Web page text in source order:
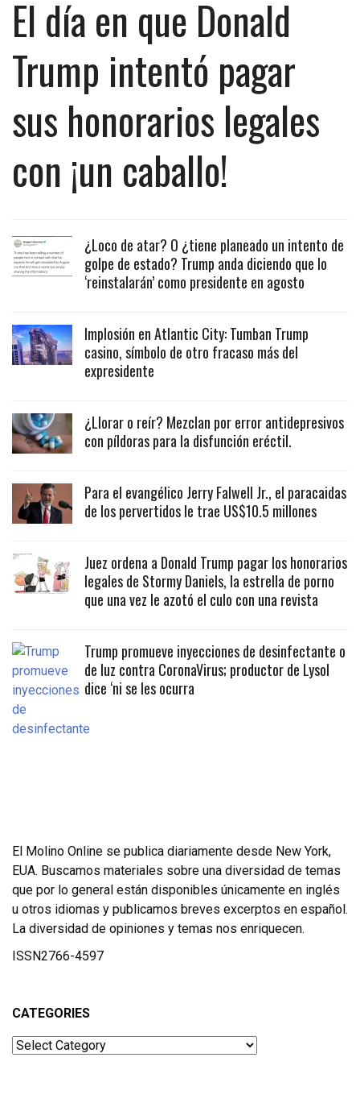
El día en que Donald
Trump intentó pagar
sus honorarios legales
con ¡un caballo!
¿Loco de atar? O ¿tiene planeado un intento de
golpe de estado? Trump anda diciendo que lo
‘reinstalarán’ como presidente en agosto
Implosión en Atlantic City: Tumban Trump
casino, símbolo de otro fracaso más del
expresidente
¿Llorar o reír? Mezclan por error antidepresivos
con píldoras para la disfunción eréctil.
Para el evangélico Jerry Falwell Jr., el paracaidas
de los pervertidos le trae US$10.5 millones
Juez ordena a Donald Trump pagar los honorarios
legales de Stormy Daniels, la estrella de porno
que una vez le azotó el culo con una revista
Trump promueve inyecciones de desinfectante o
de luz contra CoronaVirus; productor de Lysol
dice ‘ni se les ocurra
El Molino Online se publica diariamente desde New York,
EUA. Buscamos materiales sobre una diversidad de temas
que por lo general están disponibles únicamente en inglés
u otros idiomas y publicamos breves excerptos en español.
La diversidad de opiniones y temas nos enriquecen.
ISSN2766-4597
CATEGORIES
Categories